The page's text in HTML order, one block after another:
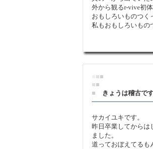
外から観るr-vive初
おもしろいものつく
私もおもしろいもの
■■
■■
■
きょうは稽古で
サカイユキです。
昨日卒業してからは
ました。
道っておぼえてるも